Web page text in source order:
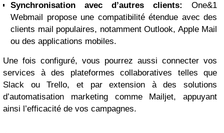
Synchronisation avec d’autres clients:
One&1
Webmail propose une compatibilité étendue avec des
clients mail populaires, notamment Outlook, Apple Mail
ou des applications mobiles.
Une fois configuré, vous pourrez aussi connecter vos
services à des plateformes collaboratives telles que
Slack ou Trello, et par extension à des solutions
d’automatisation marketing comme Mailjet, appuyant
ainsi l’efficacité de vos campagnes.